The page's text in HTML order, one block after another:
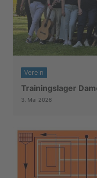
Verein
Trainingslager
3. Mai 2026